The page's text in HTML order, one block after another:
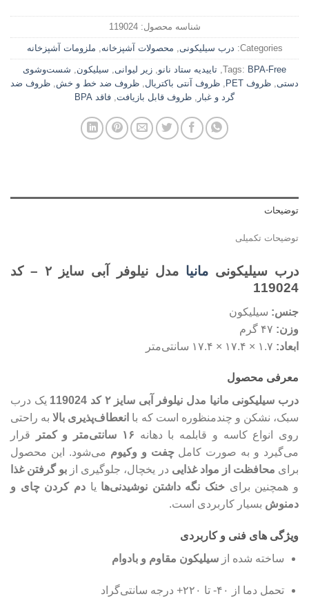
شناسه محصول:119024
Categories: درب سیلیکونی محصولات آشپزخانه ملزومات آشپزخانه
Tags: BPA-Free تاییدیه ستاد نانو زیر لیوانی سیلیکون
شست‌وشوی
دستی ظروف PET ظروف آنتی باکتریال ظروف ضد خط و خش ظروف ضد
گرد و غبار
ظروف قابل بازیافت فاقد BPA
توضیحات
توضیحات تکمیلی
درب سیلیکونیمانیا
مدل نیلوفر آبی سایز ۲ – کد
119024
جنس: سیلیکون
وزن:
ابعاد:
معرفی محصول
درب سیلیکونی مانیا مدل نیلوفر آبی سایز ۲ کد 119024
یک درب
سبک، نشکن و چندمنظوره است که با انعطاف‌پذیری بالابه راحتی
روی انواع کاسه و قابلمه با دهانه ۱۶ سانتی‌متر و کمتر
قرار
می‌گیرد و به صورت کاملچفت و وکیوم می‌شود. این محصول
برای محافظت از مواد غذایی در یخچال، جلوگیری از بو گرفتن غذا
و همچنین برای خنک نگه داشتن نوشیدنی‌ها یادم کردن چای و
دمنوش بسیار کاربردی است.
ویژگی‌ های فنی و کاربردی
ساخته شده از سیلیکون مقاوم و بادوام
تحمل دما از ۴۰- تا ۲۲۰+ درجه سانتی‌گراد